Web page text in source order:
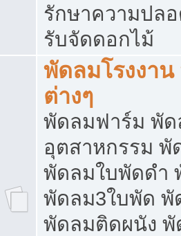
รักษาความปล
รับจัดดอกไม้
พัดลมโรงงา
ต่างๆ
พัดลมฟาร์ม พัด
อุตสาหกรรม
พัดลมใบพัดดำ
พัดลม3ใบพัด พั
พัดลมติดผนัง